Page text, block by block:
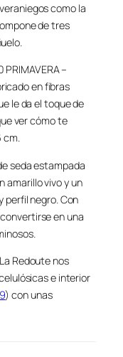
como la
de tres
–
en fibras
le da el toque de
ver cómo te
cm.
seda estampada
amarillo vivo y un
perfil negro. Con
en una
Redoute nos
e interior
) con unas